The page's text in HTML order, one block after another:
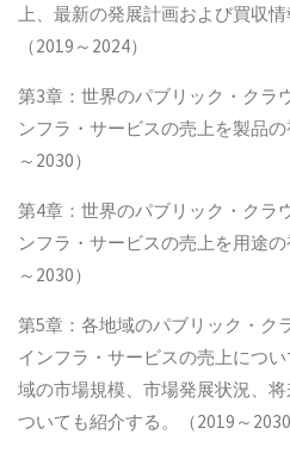
上、最新の発展計画および買収
（2019～2024）
第3章：世界のパブリック・クラ
ンフラ・サービスの売上を製品
～2030）
第4章：世界のパブリック・クラ
ンフラ・サービスの売上を用途
～2030）
第5章：各地域のパブリック・ク
インフラ・サービスの売上につ
域の市場規模、市場発展状況、
ついても紹介する。（2019～2030